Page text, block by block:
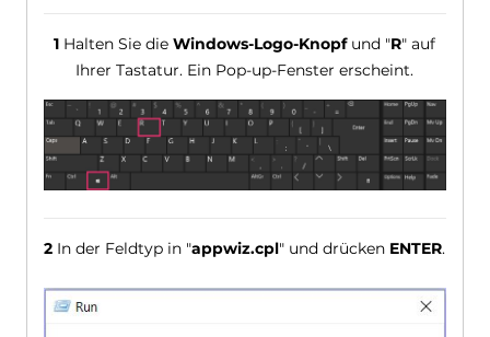
1 Halten Sie dieWindows-Logo-Knopfund "R" auf
Ihrer Tastatur. Ein Pop-up-Fenster erscheint.
2 In der Feldtyp in "appwiz.cpl" und drücken ENTER.